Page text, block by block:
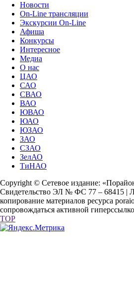
Новости
On-Line трансляции
Экскурсии On-Line
Афиша
Конкурсы
Интересное
Медиа
О нас
ЦАО
САО
СВАО
ВАО
ЮВАО
ЮАО
ЮЗАО
ЗАО
СЗАО
ЗелАО
ТиНАО
Copyright © Сетевое издание:
Свидетельство ЭЛ № ФС 77 – 68415 |
копирование материалов ресурса
сопровождаться активной
TOP